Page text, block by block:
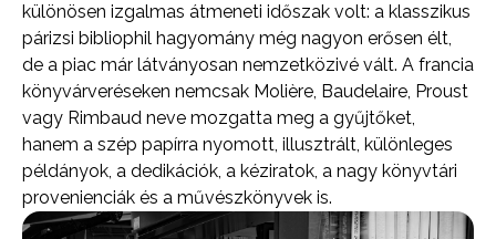
különösen izgalmas átmeneti időszak volt: a klasszikus
párizsi bibliophil hagyomány még nagyon erősen élt,
de a piac már látványosan nemzetközivé vált. A francia
könyvárveréseken nemcsak Molière, Baudelaire, Proust
vagy Rimbaud neve mozgatta meg a gyűjtőket,
hanem a szép papírra nyomott, illusztrált, különleges
példányok, a dedikációk, a kéziratok, a nagy könyvtári
provenienciák és a művészkönyvek is.